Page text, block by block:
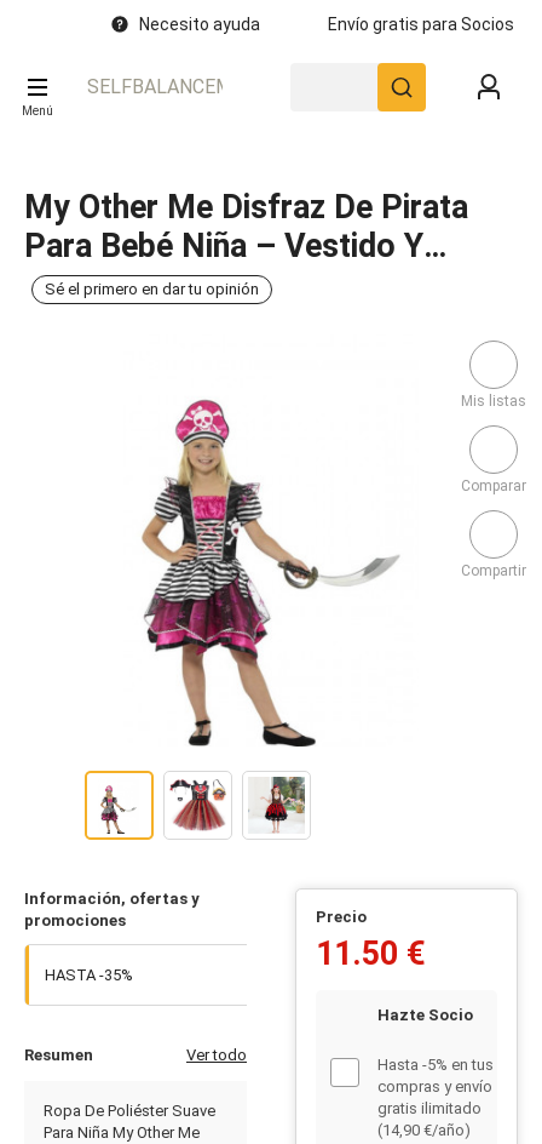
Necesito ayuda Envío gratis para Socios
Menú
SELFBALANCEMASSAGE.COM
My Other Me Disfraz De Pirata
Para Bebé Niña – Vestido Y
Sombrero Rojo Y Negro, Talla 12-
Sé el primero en dar tu opinión
Información, ofertas y
promociones
HASTA -35%
Resumen Ver todo
Ropa De Poliéster Suave
Para Niña My Other Me
Precio
11.50 €
Hazte Socio
Hasta -5% en tus
compras y envío
gratis ilimitado
(14,90 €/año)